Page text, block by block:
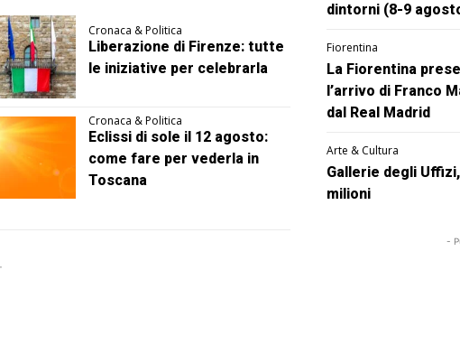
Cronaca & Politica
Liberazione di Firenze: tutte
le iniziative per celebrarla
Cronaca & Politica
Eclissi di sole il 12 agosto:
come fare per vederla in
Toscana
dintorni (8-9
Fiorentina
La Fiorentina
l’arrivo di Franco
dal Real Madrid
Arte & Cultura
Gallerie degli
milioni
-